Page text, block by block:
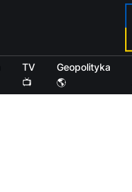
TV
📺
Geopolityka
🌎